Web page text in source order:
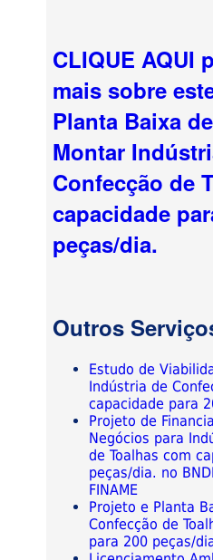
CLIQUE AQUI
mais sobre
Planta Baixa
Montar
Confecção de
capacidade
peças/dia.
Outros
Estudo de
Indústria de
capacidade para
Projeto de
Negócios para
de Toalhas com
peças/dia. no
FINAME
Projeto e Planta
Confecção de
para 200 peças/